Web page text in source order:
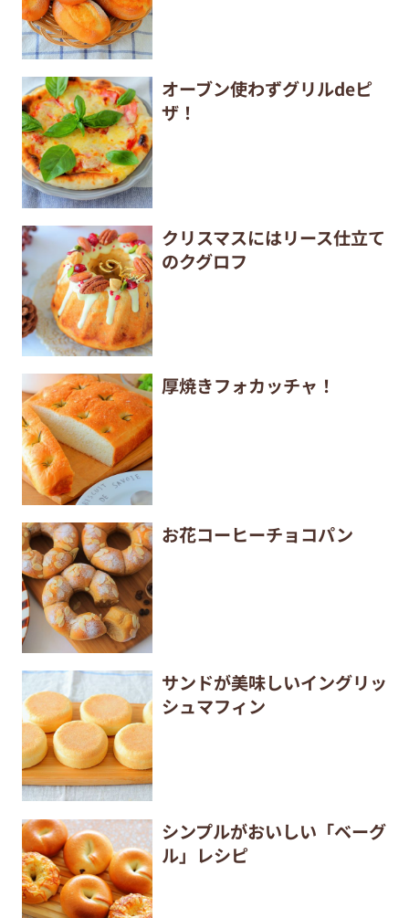
オーブン使わずグリルdeピ
ザ！
クリスマスにはリース仕立て
のクグロフ
厚焼きフォカッチャ！
お花コーヒーチョコパン
サンドが美味しいイングリッ
シュマフィン
シンプルがおいしい「ベーグ
ル」レシピ